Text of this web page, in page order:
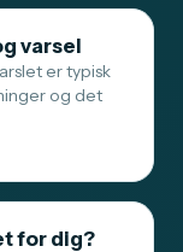
varsel
er typisk
og det
for dig?